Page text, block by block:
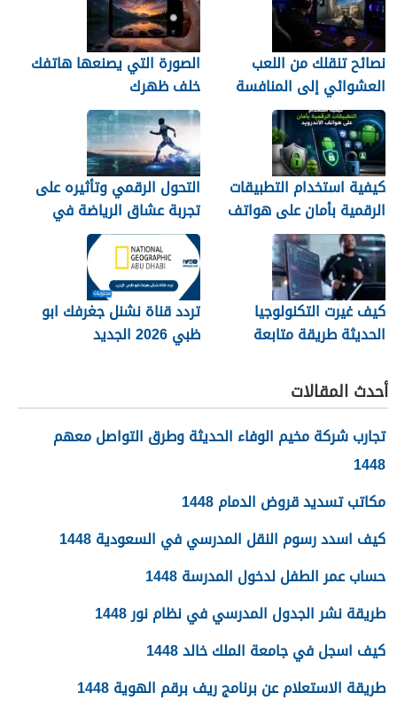
نصائح تنقلك من اللعب
العشوائي إلى المنافسة
الصورة التي يصنعها هاتفك
خلف ظهرك
كيفية استخدام التطبيقات
الرقمية بأمان على هواتف
الأندرويد
التحول الرقمي وتأثيره على
تجربة عشاق الرياضة في
الجزائر
كيف غيرت التكنولوجيا
الحديثة طريقة متابعة
تردد قناة نشنل جغرفك ابو
ظبي 2026 الجديد
أحدث المقالات
تجارب شركة مخيم الوفاء الحديثة وطرق التواصل معهم
1448
مكاتب تسديد قروض الدمام 1448
كيف اسدد رسوم النقل المدرسي في السعودية 1448
حساب عمر الطفل لدخول المدرسة 1448
طريقة نشر الجدول المدرسي في نظام نور 1448
كيف اسجل في جامعة الملك خالد 1448
طريقة الاستعلام عن برنامج ريف برقم الهوية 1448